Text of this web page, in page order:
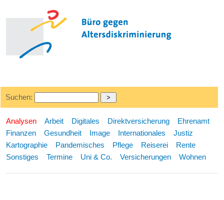
Suchen:
Analysen Arbeit Digitales Direktversicherung
Ehrenamt
Finanzen
Gesundheit Image Internationales
Justiz
Kartographie
Pandemisches Pflege Reiserei
Rente
Sonstiges
Termine Uni & Co. Versicherungen Wohnen